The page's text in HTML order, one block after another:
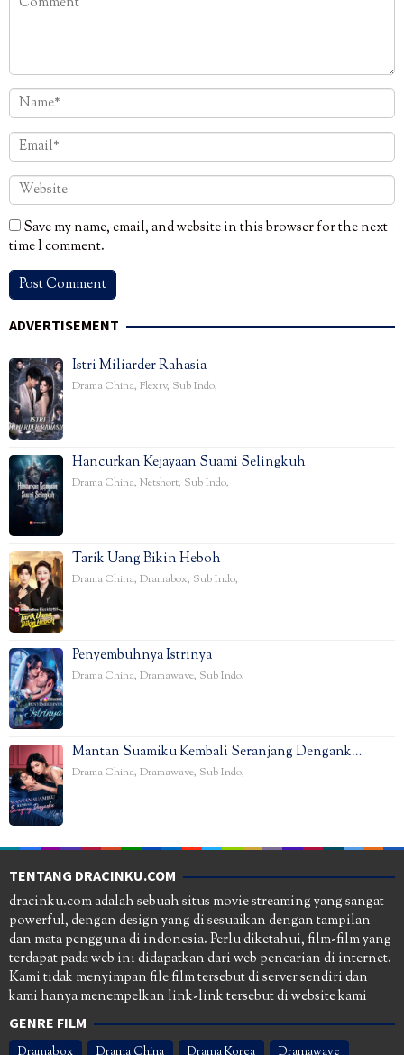
Save my name, email, and website in this browser for the next
time I comment.
ADVERTISEMENT
Istri Miliarder Rahasia
Drama China, Flextv, Sub Indo,
Hancurkan Kejayaan Suami Selingkuh
Drama China, Netshort, Sub Indo,
Tarik Uang Bikin Heboh
Drama China, Dramabox, Sub Indo,
Penyembuhnya Istrinya
Drama China, Dramawave, Sub Indo,
Mantan Suamiku Kembali Seranjang Dengank…
Drama China, Dramawave, Sub Indo,
TENTANG DRACINKU.COM
dracinku.com adalah sebuah situs movie streaming yang sangat
powerful, dengan design yang di sesuaikan dengan tampilan
dan mata pengguna di indonesia. Perlu diketahui, film-film yang
terdapat pada web ini didapatkan dari web pencarian di internet.
Kami tidak menyimpan file film tersebut di server sendiri dan
kami hanya menempelkan link-link tersebut di website kami
GENRE FILM